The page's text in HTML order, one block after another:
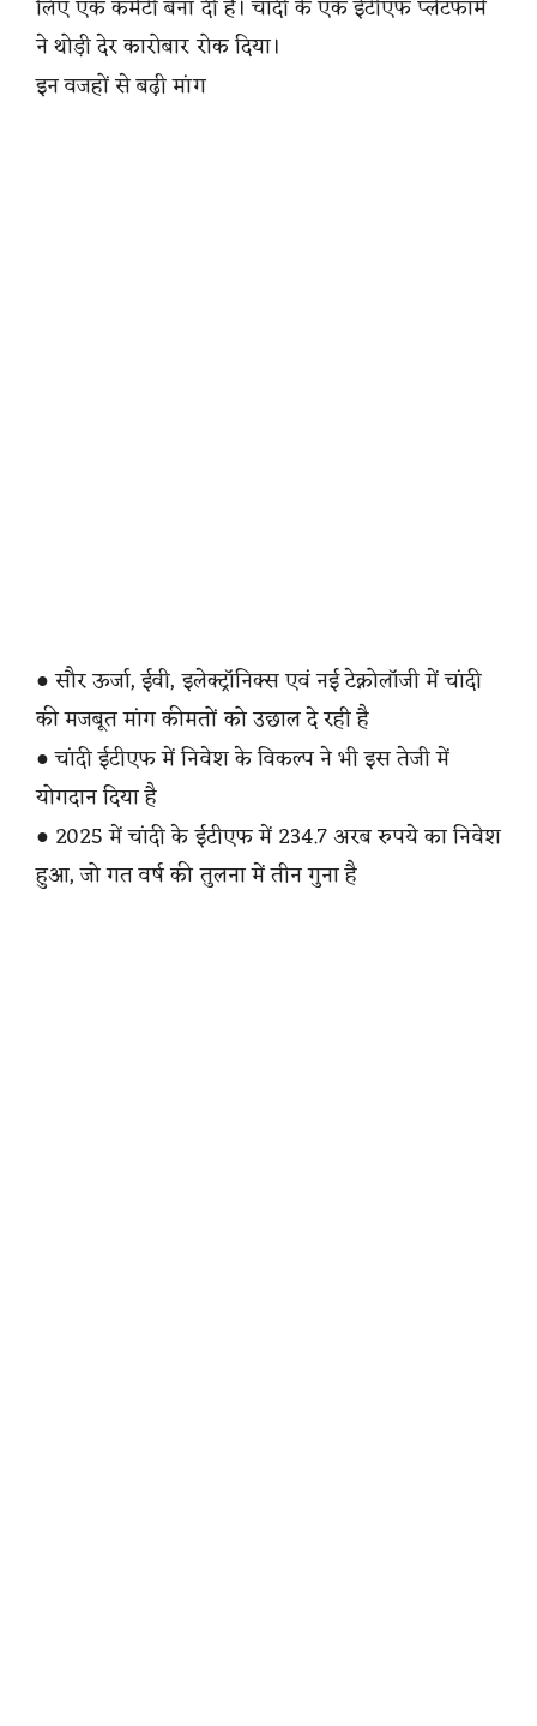
लिए एक कमेटी बना दी है। चांदी के एक ईटीएफ प्लेटफॉर्म
ने थोड़ी देर कारोबार रोक दिया।
इन वजहों से बढ़ी मांग
● सौर ऊर्जा, ईवी, इलेक्ट्रॉनिक्स एवं नई टेक्नोलॉजी में चांदी
की मजबूत मांग कीमतों को उछाल दे रही है
● चांदी ईटीएफ में निवेश के विकल्प ने भी इस तेजी में
योगदान दिया है
● 2025 में चांदी के ईटीएफ में 234.7 अरब रुपये का निवेश
हुआ, जो गत वर्ष की तुलना में तीन गुना है